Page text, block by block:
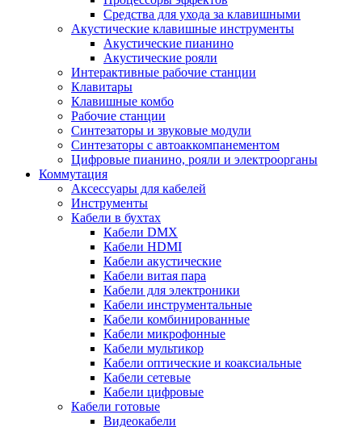
Средства для ухода за клавишными
Акустические клавишные инструменты
Акустические пианино
Акустические рояли
Интерактивные рабочие станции
Клавитары
Клавишные комбо
Рабочие станции
Синтезаторы и звуковые модули
Синтезаторы с автоаккомпанементом
Цифровые пианино, рояли и электроорганы
Коммутация
Аксессуары для кабелей
Инструменты
Кабели в бухтах
Кабели DMX
Кабели HDMI
Кабели акустические
Кабели витая пара
Кабели для электроники
Кабели инструментальные
Кабели комбинированные
Кабели микрофонные
Кабели мультикор
Кабели оптические и коаксиальные
Кабели сетевые
Кабели цифровые
Кабели готовые
Видеокабели